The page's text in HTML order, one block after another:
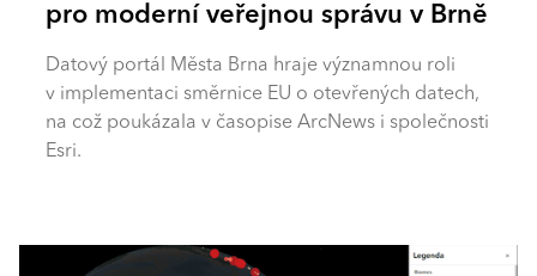
pro moderní veřejnou správu v Brně
Datový portál Města Brna hraje významnou roli
v implementaci směrnice EU o otevřených datech,
na což poukázala v časopise ArcNews i společnosti
Esri.